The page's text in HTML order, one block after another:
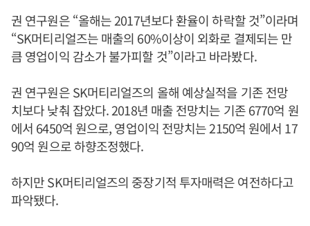
권 연구원은 “올해는 2017년보다 환율이 하락할 것”이라며
“SK머티리얼즈는 매출의 60%이상이 외화로 결제되는 만
큼 영업이익 감소가 불가피할 것”이라고 바라봤다.
권 연구원은 SK머티리얼즈의 올해 예상실적을 기존 전망
치보다 낮춰 잡았다. 2018년 매출 전망치는 기존 6770억 원
에서 6450억 원으로, 영업이익 전망치는 2150억 원에서 17
90억 원으로 하향조정했다.
하지만 SK머티리얼즈의 중장기적 투자매력은 여전하다고
파악됐다.